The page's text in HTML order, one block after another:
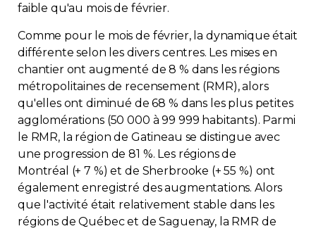
App APQ
Médias
FAQ
Contact
Adhésion
faible qu'au mois de février.
Comme pour le mois de février, la dynamique était
différente selon les divers centres. Les mises en
chantier ont augmenté de 8 % dans les régions
métropolitaines de recensement (RMR), alors
qu'elles ont diminué de 68 % dans les plus petites
agglomérations (50 000 à 99 999 habitants). Parmi
le RMR, la région de Gatineau se distingue avec
une progression de 81 %. Les régions de
Montréal (+ 7 %) et de Sherbrooke (+ 55 %) ont
également enregistré des augmentations. Alors
que l'activité était relativement stable dans les
régions de Québec et de Saguenay, la RMR de